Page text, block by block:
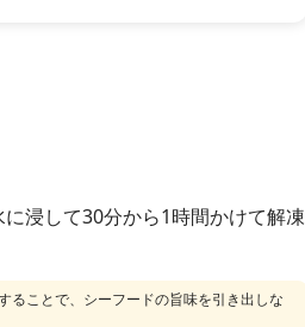
浸して30分から1時間かけて解凍
ることで、シーフードの旨味を引き出しな